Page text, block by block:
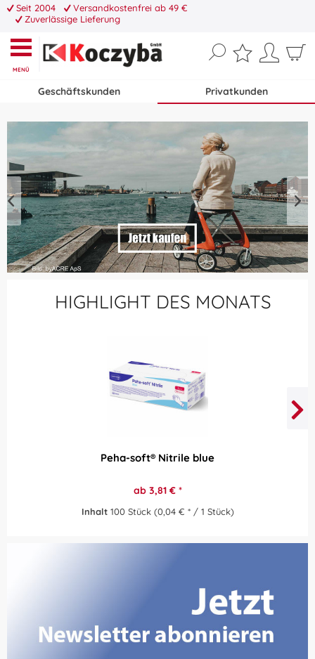
Seit 2004
Versandkostenfrei ab 49 €
Zuverlässige Lieferung
MENÜ
Geschäftskunden Privatkunden
HIGHLIGHT DES MONATS
Peha-soft® Nitrile blue
ab 3,81 € *
Inhalt 100 Stück (0,04 € * / 1 Stück)